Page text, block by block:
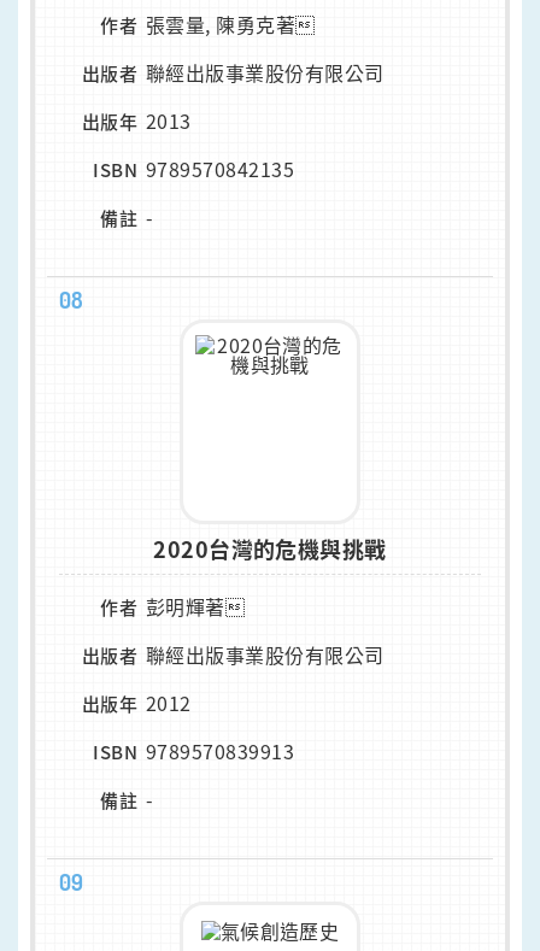
作者 張雲量, 陳勇克著
出版者 聯經出版事業股份有限公司
出版年 2013
ISBN 9789570842135
備註 -
08
2020台灣的危機與挑戰
作者 彭明輝著
出版者 聯經出版事業股份有限公司
出版年 2012
ISBN 9789570839913
備註 -
09